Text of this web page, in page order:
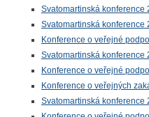
Svatomartinská konference
Svatomartinská konference
Konference o veřejné
Svatomartinská konference
Konference o veřejné
Konference o veřejných
Svatomartinská konference